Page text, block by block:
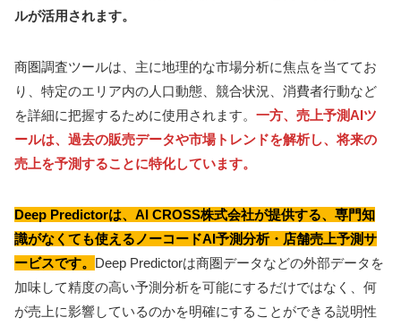
ルが活用されます。
商圏調査ツールは、主に地理的な市場分析に焦点を当ててお
り、特定のエリア内の人口動態、競合状況、消費者行動など
を詳細に把握するために使用されます。 一方、売上予測AIツ
ールは、過去の販売データや市場トレンドを解析し、将来の
売上を予測することに特化しています。
Deep Predictorは、AI CROSS株式会社が提供する、専門知
識がなくても使えるノーコードAI予測分析・店舗売上予測サ
ービスです。 Deep Predictorは商圏データなどの外部データを
加味して精度の高い予測分析を可能にするだけではなく、何
が売上に影響しているのかを明確にすることができる説明性